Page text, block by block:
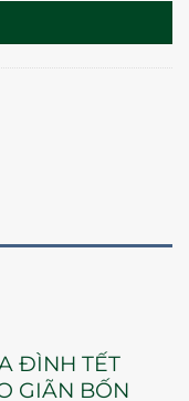
ĐÌNH TẾT
GIÃN BỐN